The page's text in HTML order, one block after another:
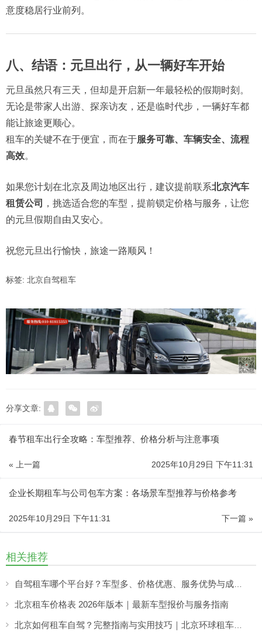
意度稳居行业前列。
八、结语：元旦出行，从一辆好车开始
元旦虽然只有三天，但却是开启新一年最轻松的假期时刻。
无论是带家人出游、探亲访友，还是临时代步，一辆好车都
能让旅途更顺心。
租车的关键不在于便宜，而在于服务可靠、车辆安全、流程
高效。
如果您计划在北京及周边地区出行，建议提前联系北京汽车
租赁公司
，挑选适合您的车型，提前锁定价格与服务，让您
的元旦假期自由又安心。
祝您元旦出行愉快，旅途一路顺风！
标签: 北京自驾租车
分享文章:
春节租车出行全攻略：车型推荐、价格分析与注意事项
« 上一篇 2025年10月29日 下午11:31
企业长期租车与公司包车方案：各场景车型推荐与价格参考
下一篇 »
2025年10月29日 下午11:31
相关推荐
北京租车价格表 2026年版本｜最新车型报价与服务指南